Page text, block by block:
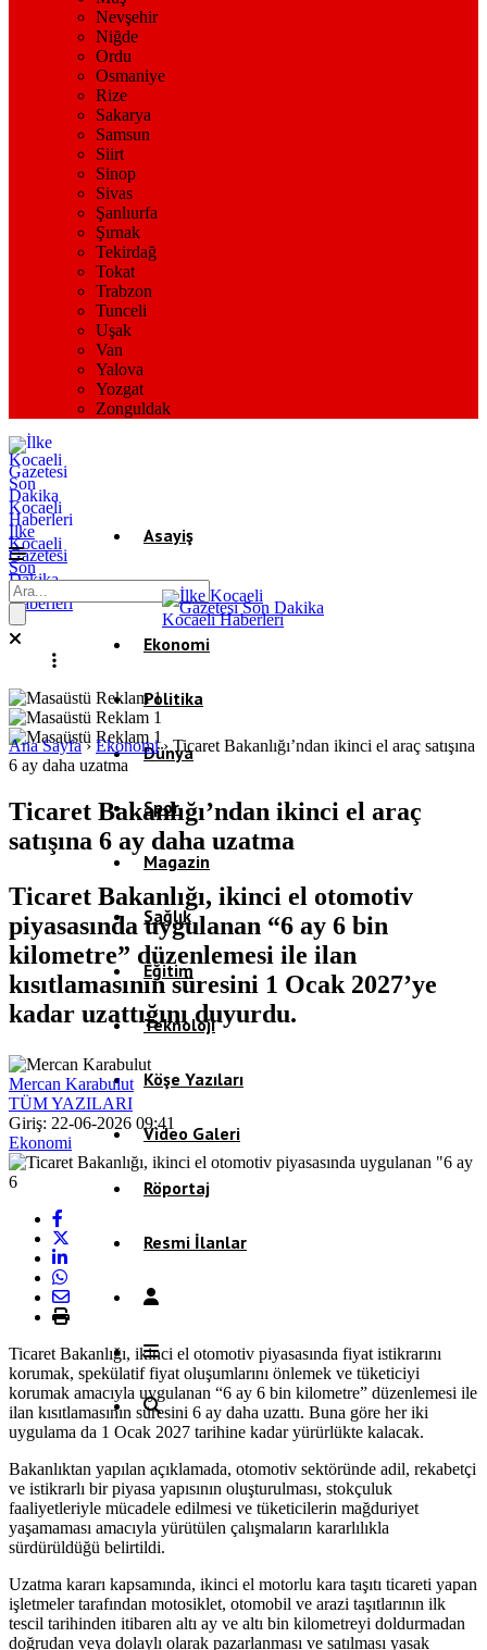
Nevşehir
Niğde
Ordu
Osmaniye
Rize
Sakarya
Samsun
Siirt
Sinop
Sivas
Şanlıurfa
Şırnak
Tekirdağ
Tokat
Trabzon
Tunceli
Uşak
Van
Yalova
Yozgat
Zonguldak
İlke
Kocaeli
Gazetesi
Son
Dakika
Kocaeli
Haberleri
Asayiş
Gündem
Ekonomi
Politika
Dünya
Spor
Magazin
Sağlık
Eğitim
Teknoloji
Köşe Yazıları
Video Galeri
Röportaj
Resmi İlanlar
Ana Sayfa› Ekonomi› Ticaret Bakanlığı’ndan ikinci el araç satışına
6 ay daha uzatma
Ticaret Bakanlığı’ndan ikinci el araç
satışına 6 ay daha uzatma
Ticaret Bakanlığı, ikinci el otomotiv
piyasasında uygulanan “6 ay 6 bin
kilometre” düzenlemesi ile ilan
kısıtlamasının süresini 1 Ocak 2027’ye
kadar uzattığını duyurdu.
Mercan Karabulut
TÜM YAZILARI
Giriş: 22-06-2026 09:41
Ekonomi
Ticaret Bakanlığı, ikinci el otomotiv piyasasında fiyat istikrarını
korumak, spekülatif fiyat oluşumlarını önlemek ve tüketiciyi
korumak amacıyla uygulanan “6 ay 6 bin kilometre” düzenlemesi ile
ilan kısıtlamasının süresini 6 ay daha uzattı. Buna göre her iki
uygulama da 1 Ocak 2027 tarihine kadar yürürlükte kalacak.
Bakanlıktan yapılan açıklamada, otomotiv sektöründe adil, rekabetçi
ve istikrarlı bir piyasa yapısının oluşturulması, stokçuluk
faaliyetleriyle mücadele edilmesi ve tüketicilerin mağduriyet
yaşamaması amacıyla yürütülen çalışmaların kararlılıkla
sürdürüldüğü belirtildi.
Uzatma kararı kapsamında, ikinci el motorlu kara taşıtı ticareti yapan
işletmeler tarafından motosiklet, otomobil ve arazi taşıtlarının ilk
tescil tarihinden itibaren altı ay ve altı bin kilometreyi doldurmadan
doğrudan veya dolaylı olarak pazarlanması ve satılması yasak